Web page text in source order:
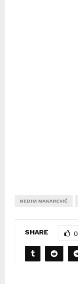
NEDIM MAKAREVIĆ
SHARE 0